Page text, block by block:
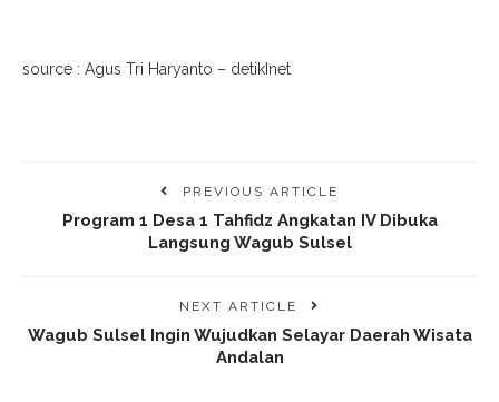
source : Agus Tri Haryanto – detikInet
PREVIOUS ARTICLE
Program 1 Desa 1 Tahfidz Angkatan IV Dibuka
Langsung Wagub Sulsel
NEXT ARTICLE
Wagub Sulsel Ingin Wujudkan Selayar Daerah Wisata
Andalan